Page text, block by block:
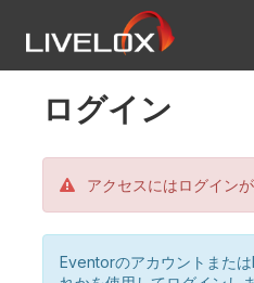
ログイン
アクセスにはログインが
Eventorのアカウントまた